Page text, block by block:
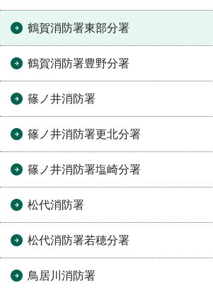
鶴賀消防署東部分署
鶴賀消防署豊野分署
篠ノ井消防署
篠ノ井消防署更北分署
篠ノ井消防署塩崎分署
松代消防署
松代消防署若穂分署
鳥居川消防署